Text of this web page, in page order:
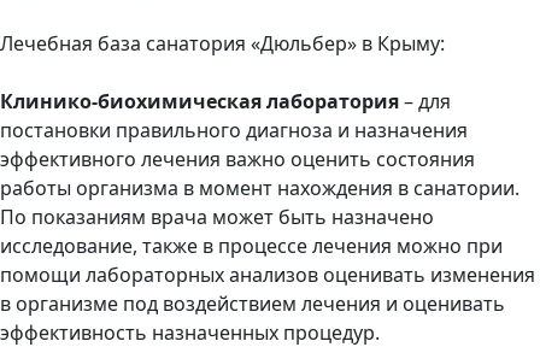
Лечебная база санатория «Дюльбер» в Крыму:
Клинико-биохимическая лаборатория– для
постановки правильного диагноза и назначения
эффективного лечения важно оценить состояния
работы организма в момент нахождения в санатории.
По показаниям врача может быть назначено
исследование, также в процессе лечения можно при
помощи лабораторных анализов оценивать изменения
в организме под воздействием лечения и оценивать
эффективность назначенных процедур.